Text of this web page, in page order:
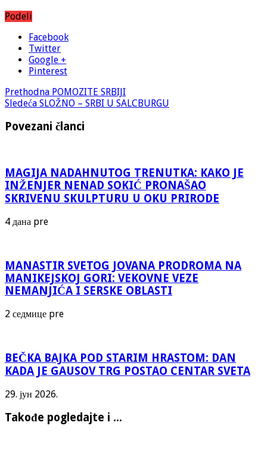
Podeli
Facebook
Twitter
Google +
Pinterest
Prethodna POMOZITE SRBIJI
Sledeća SLOŽNO – SRBI U SALCBURGU
Povezani članci
MAGIJA NADAHNUTOG TRENUTKA: KAKO JE
INŽENJER NENAD SOKIĆ PRONAŠAO
SKRIVENU SKULPTURU U OKU PRIRODE
4 дана pre
MANASTIR SVETOG JOVANA PRODROMA NA
MANIKEJSKOJ GORI: VEKOVNE VEZE
NEMANJIĆA I SERSKE OBLASTI
2 седмице pre
BEČKA BAJKA POD STARIM HRASTOM: DAN
KADA JE GAUSOV TRG POSTAO CENTAR SVETA
29. јун 2026.
Takođe pogledajte i ...